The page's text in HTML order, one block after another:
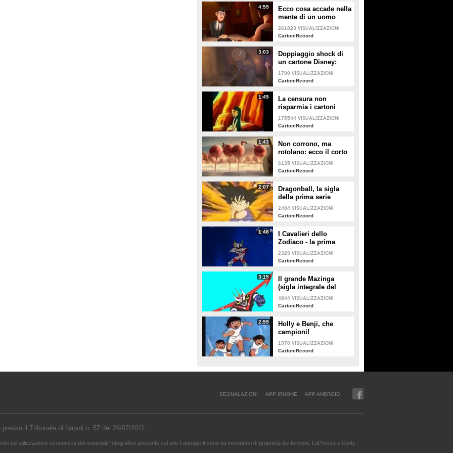
4:59
Ecco cosa accade nella
mente di un uomo
quando incontra il
primo amore
261823 VISUALIZZAZIONI
CartoniRecord
3:03
Doppiaggio shock di
un cartone Disney:
"Ebrei parassiti"
1700 VISUALIZZAZIONI
CartoniRecord
1:45
La censura non
risparmia i cartoni
animati: ecco le scene
hot
175544 VISUALIZZAZIONI
CartoniRecord
1:43
Non corrono, ma
rotolano: ecco il corto
sugli animali obesi
6135 VISUALIZZAZIONI
CartoniRecord
2:07
Dragonball, la sigla
della prima serie
2484 VISUALIZZAZIONI
CartoniRecord
1:48
I Cavalieri dello
Zodiaco - la prima
sigla
2329 VISUALIZZAZIONI
CartoniRecord
3:15
Il grande Mazinga
(sigla integrale del
1979)
4844 VISUALIZZAZIONI
CartoniRecord
2:59
Holly e Benji, che
campioni!
1970 VISUALIZZAZIONI
CartoniRecord
apprende AGI, il matrimonio con
PLAY
• diAnimali
SEGNALAZIONI APP IPHONE APP ANDROID
il Tribunale di Napoli n. 57 del 26/07/2011.
ed utilizzazione economica del materiale fotografico presente sul sito Fanpage.it sono da intendersi di proprietà dei fornitori, LaPresse e Getty